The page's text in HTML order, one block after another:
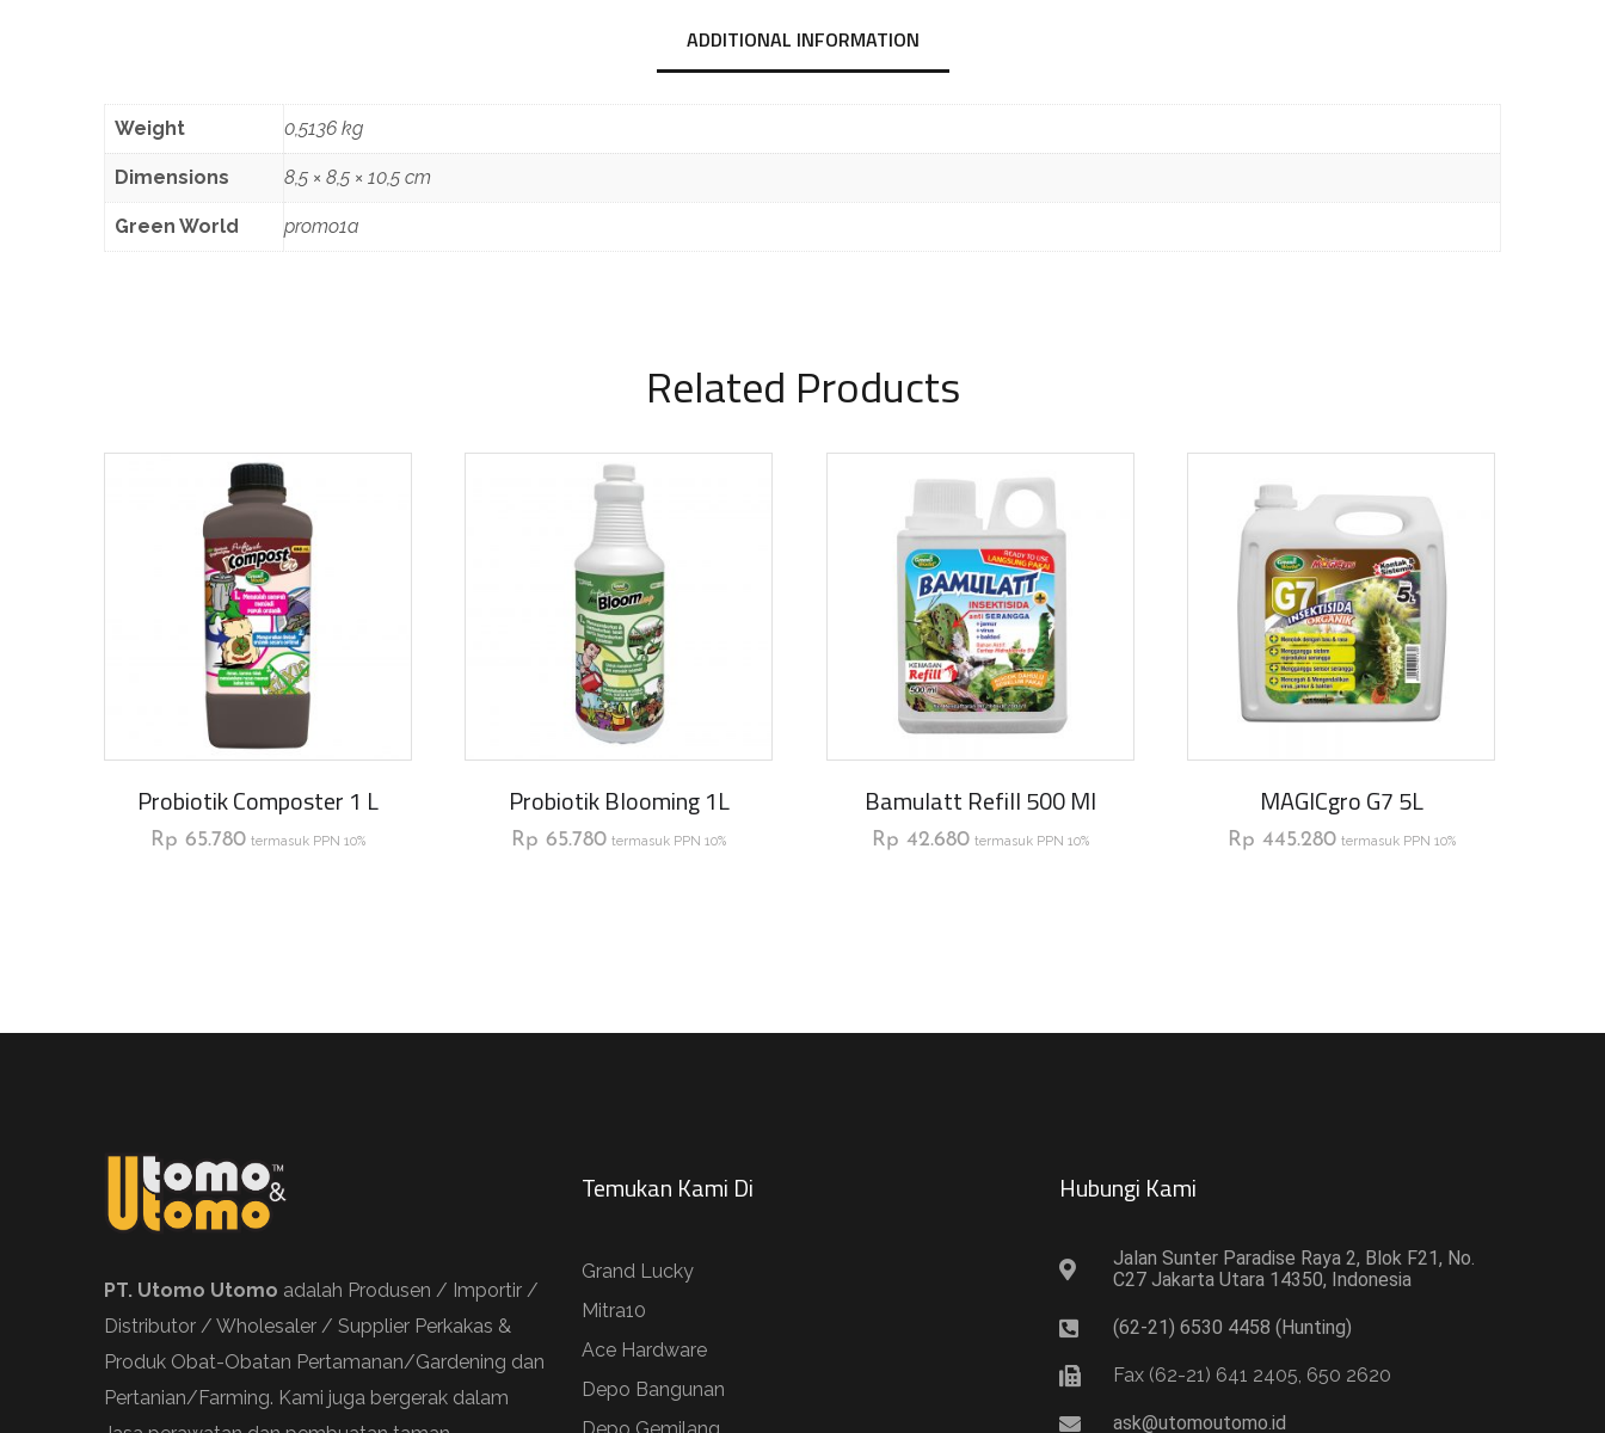
ADDITIONAL INFORMATION
Weight 0,5136 kg
Dimensions 8,5 × 8,5 × 10,5 cm
Green World promo1a
Related Products
Probiotik Composter 1 L
Rp 65.780 termasuk PPN 10%
Probiotik Blooming 1L
Rp 65.780 termasuk PPN 10%
Bamulatt Refill 500 Ml
Rp 42.680 termasuk PPN 10%
MAGICgro G7 5L
Rp 445.280 termasuk PPN 10%
PT. Utomo Utomo adalah Produsen / Importir /
Distributor / Wholesaler / Supplier Perkakas &
Produk Obat-Obatan Pertamanan/Gardening dan
Pertanian/Farming. Kami juga bergerak dalam
Temukan Kami Di
Grand Lucky
Mitra10
Ace Hardware
Depo Bangunan
Depo Gemilang
Hubungi Kami​
Jalan Sunter Paradise Raya 2, Blok F21, No.
C27 Jakarta Utara 14350, Indonesia
(62-21) 6530 4458 (Hunting)
Fax (62-21) 641 2405, 650 2620
ask@utomoutomo.id